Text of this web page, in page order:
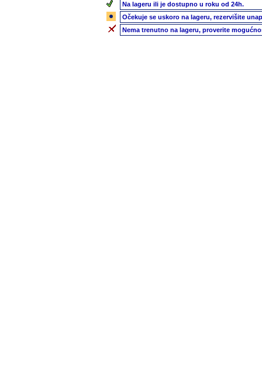
Na lageru ili je dostupno u roku od 24h.
Očekuje se uskoro na lageru, rezervišite
Nema trenutno na lageru, proverite